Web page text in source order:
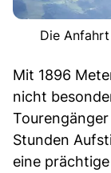
Die
Mit 1896
nicht
Stunden
eine